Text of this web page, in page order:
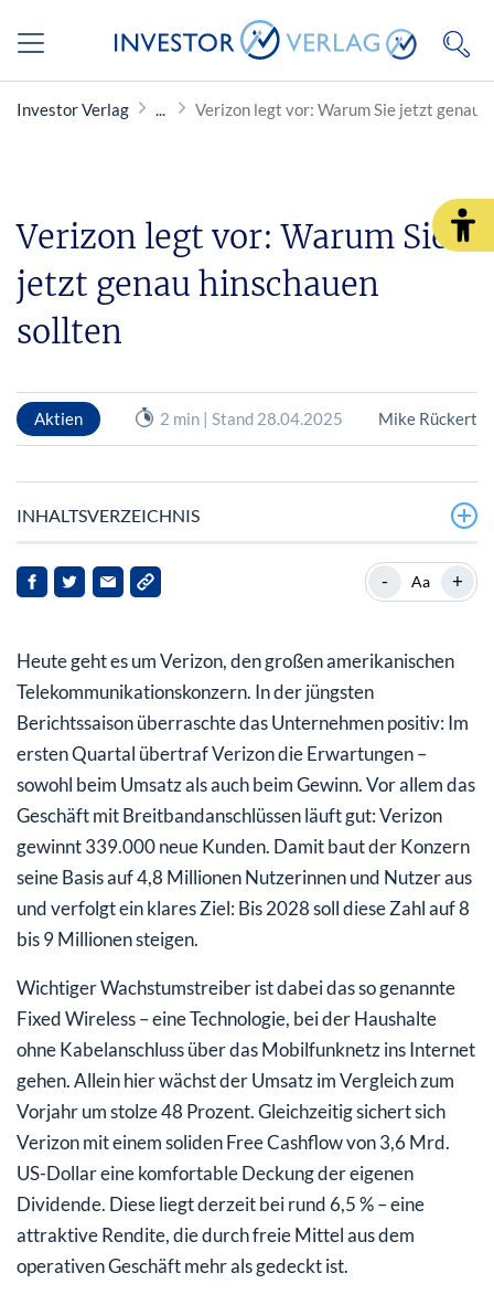
Investor Verlag Verizon legt vor: Warum Sie jetzt genau
Verizon legt vor: Warum Sie
jetzt genau hinschauen
sollten
Aktien 2 min | Stand 28.04.2025 Mike Rückert
INHALTSVERZEICHNIS
Schuldenabbau als nächster wichtiger Schritt
Fazit: Ein solider Wert für Einkommensinvestoren
- Aa +
Heute geht es um Verizon, den großen amerikanischen
Telekommunikationskonzern. In der jüngsten
Berichtssaison überraschte das Unternehmen positiv: Im
ersten Quartal übertraf Verizon die Erwartungen –
sowohl beim Umsatz als auch beim Gewinn. Vor allem das
Geschäft mit Breitbandanschlüssen läuft gut: Verizon
gewinnt 339.000 neue Kunden. Damit baut der Konzern
seine Basis auf 4,8 Millionen Nutzerinnen und Nutzer aus
und verfolgt ein klares Ziel: Bis 2028 soll diese Zahl auf 8
bis 9 Millionen steigen.
Wichtiger Wachstumstreiber ist dabei das so genannte
Fixed Wireless – eine Technologie, bei der Haushalte
ohne Kabelanschluss über das Mobilfunknetz ins Internet
gehen. Allein hier wächst der Umsatz im Vergleich zum
Vorjahr um stolze 48 Prozent. Gleichzeitig sichert sich
Verizon mit einem soliden Free Cashflow von 3,6 Mrd.
US-Dollar eine komfortable Deckung der eigenen
Dividende. Diese liegt derzeit bei rund 6,5 % – eine
attraktive Rendite, die durch freie Mittel aus dem
operativen Geschäft mehr als gedeckt ist.